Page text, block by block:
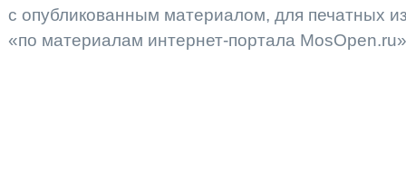
с опубликованным материалом, для печатных
«по материалам интернет-портала